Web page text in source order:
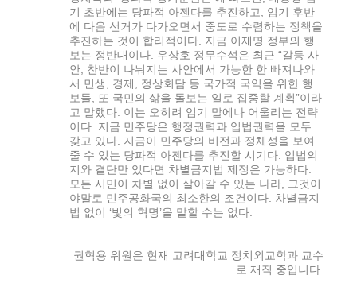
기 초반에는 당파적 아젠다를 추진하고, 임기 후반
에 다음 선거가 다가오면서 중도로 수렴하는 정책을
추진하는 것이 합리적이다. 지금 이재명 정부의 행
보는 정반대이다. 우상호 정무수석은 최근 “갈등 사
안, 찬반이 나눠지는 사안에서 가능한 한 빠져나와
서 민생, 경제, 정상회담 등 국가적 국익을 위한 행
보들, 또 국민의 삶을 돌보는 일로 집중할 계획”이라
고 말했다. 이는 오히려 임기 말에나 어울리는 전략
이다. 지금 민주당은 행정권력과 입법권력을 모두
갖고 있다. 지금이 민주당의 비전과 정체성을 보여
줄 수 있는 당파적 아젠다를 추진할 시기다. 입법의
지와 결단만 있다면 차별금지법 제정은 가능하다.
모든 시민이 차별 없이 살아갈 수 있는 나라, 그것이
야말로 민주공화국의 최소한의 조건이다. 차별금지
법 없이 ‘빛의 혁명’을 말할 수는 없다.
권혁용 위원은 현재 고려대학교 정치외교학과 교수
로 재직 중입니다.